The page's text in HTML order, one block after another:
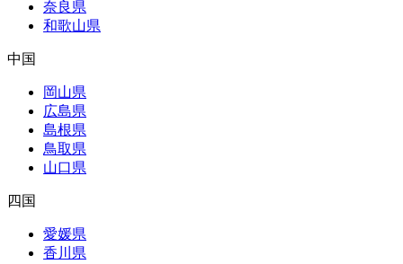
奈良県
和歌山県
中国
岡山県
広島県
島根県
鳥取県
山口県
四国
愛媛県
香川県